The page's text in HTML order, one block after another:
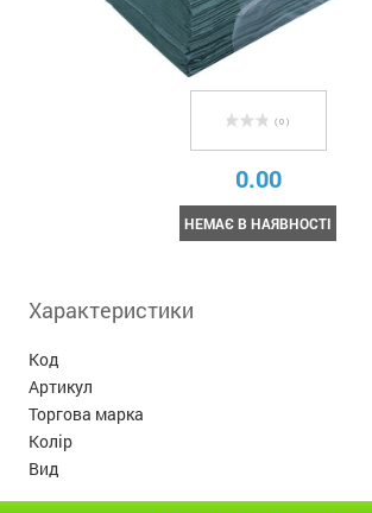
( 0 )
0.00
НЕМАЄ В НАЯВНОСТІ
Характеристики
Код
Артикул
Торгова марка
Колір
Вид